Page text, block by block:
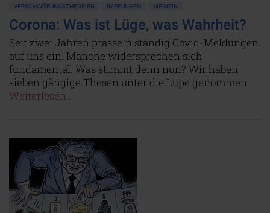
VERSCHWÖRUNGSTHEORIEN
IMPFUNGEN MEDIZIN
Corona: Was ist Lüge, was Wahrheit?
Seit zwei Jahren prasseln ständig Covid-Meldungen
auf uns ein. Manche widersprechen sich
fundamental. Was stimmt denn nun? Wir haben
sieben gängige Thesen unter die Lupe genommen.
Weiterlesen...